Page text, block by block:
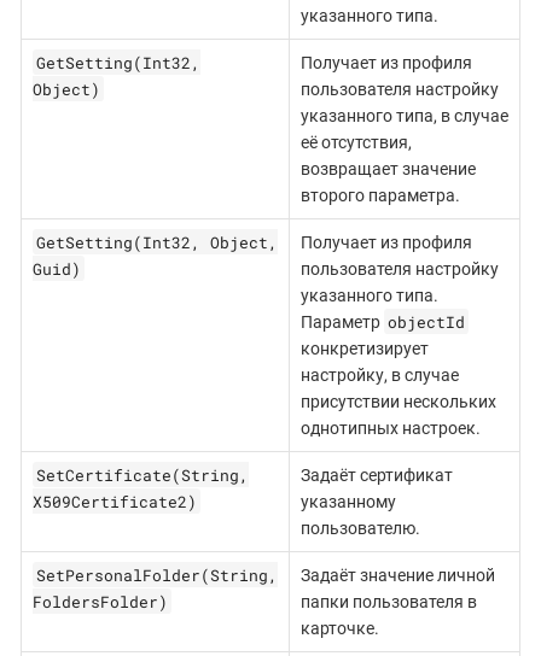
указанного типа.
GetSetting(Int32,
Object)
Получает из профиля
пользователя настройку
указанного типа, в случае
её отсутствия,
возвращает значение
второго параметра.
GetSetting(Int32, Object,
Guid)
Получает из профиля
пользователя настройку
указанного типа.
Параметр objectId
конкретизирует
настройку, в случае
присутствии нескольких
однотипных настроек.
SetCertificate(String,
X509Certificate2)
Задаёт сертификат
указанному
пользователю.
SetPersonalFolder(String,
FoldersFolder)
Задаёт значение личной
папки пользователя в
карточке.